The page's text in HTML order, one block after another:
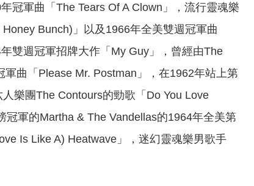
冠軍曲「The Tears Of A Clown」，流行靈魂樂
Bunch)」以及1966年全美雙週冠軍曲
雙週冠軍招牌大作「My Guy」，曾經由The
曲「Please Mr. Postman」，在1962年站上第
樂團The Contours的勁歌「Do You Love
軍的Martha & The Vandellas的1964年全美第
Is Like A) Heatwave」，迷幻靈魂樂男歌手